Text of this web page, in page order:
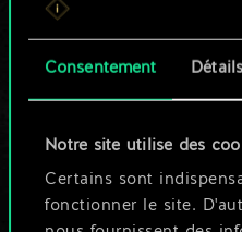
Consentement Détails
Notre site utilise des
Certains sont
fonctionner le site.
n'est
cartes
Mais